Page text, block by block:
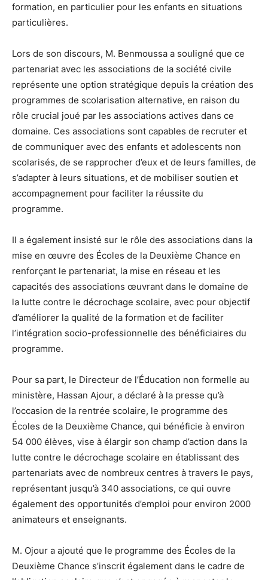
formation, en particulier pour les enfants en situations
particulières.
Lors de son discours, M. Benmoussa a souligné que ce
partenariat avec les associations de la société civile
représente une option stratégique depuis la création des
programmes de scolarisation alternative, en raison du
rôle crucial joué par les associations actives dans ce
domaine. Ces associations sont capables de recruter et
de communiquer avec des enfants et adolescents non
scolarisés, de se rapprocher d’eux et de leurs familles, de
s’adapter à leurs situations, et de mobiliser soutien et
accompagnement pour faciliter la réussite du
programme.
Il a également insisté sur le rôle des associations dans la
mise en œuvre des Écoles de la Deuxième Chance en
renforçant le partenariat, la mise en réseau et les
capacités des associations œuvrant dans le domaine de
la lutte contre le décrochage scolaire, avec pour objectif
d’améliorer la qualité de la formation et de faciliter
l’intégration socio-professionnelle des bénéficiaires du
programme.
Pour sa part, le Directeur de l’Éducation non formelle au
ministère, Hassan Ajour, a déclaré à la presse qu’à
l’occasion de la rentrée scolaire, le programme des
Écoles de la Deuxième Chance, qui bénéficie à environ
54 000 élèves, vise à élargir son champ d’action dans la
lutte contre le décrochage scolaire en établissant des
partenariats avec de nombreux centres à travers le pays,
représentant jusqu’à 340 associations, ce qui ouvre
également des opportunités d’emploi pour environ 2000
animateurs et enseignants.
M. Ojour a ajouté que le programme des Écoles de la
Deuxième Chance s’inscrit également dans le cadre de